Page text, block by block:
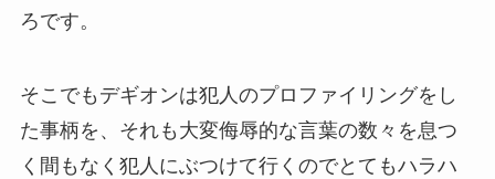
ろです。
そこでもデギオンは犯人のプロファイリングをし
た事柄を、それも大変侮辱的な言葉の数々を息つ
く間もなく犯人にぶつけて行くのでとてもハラハ